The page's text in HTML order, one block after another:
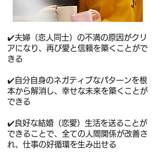
✔️夫婦（恋人同士）の不満の原因がクリ
アになり、再び愛と信頼を築くことがで
きる
✔️自分自身のネガティブなパターンを根
本から解消し、 幸せな未来を築くことが
できる
✔️良好な結婚（恋愛）生活を送ることが
できることで、全ての人間関係が改善さ
れ、 仕事の好循環を生み出せる